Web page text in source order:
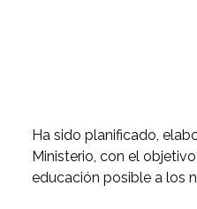
Ha sido planificado,
Ministerio, con el
educación posible a los